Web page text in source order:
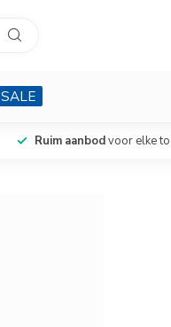
SALE
Ruim aanbodvoor elke